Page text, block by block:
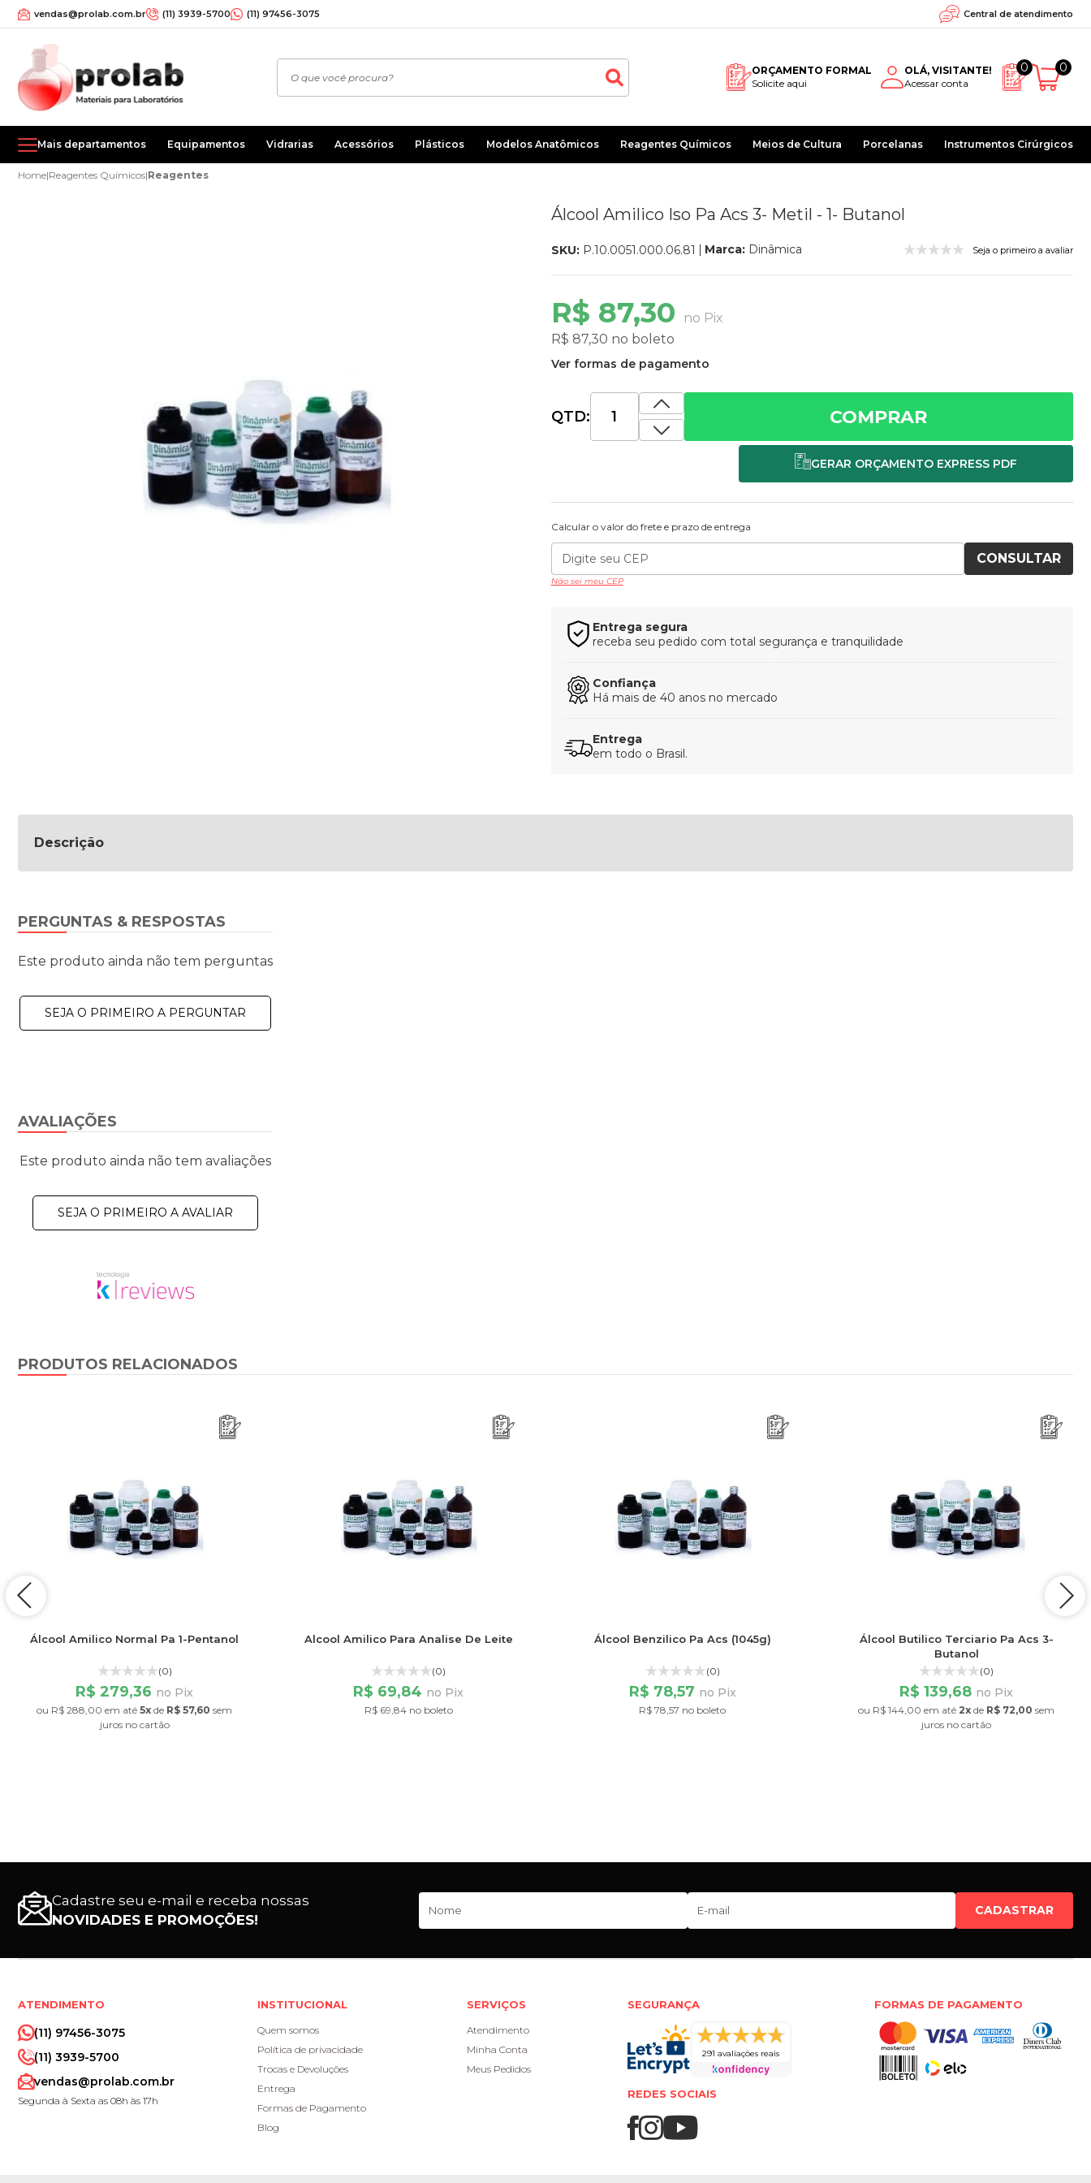
vendas@prolab.com.br (11) 3939-5700 (11) 97456-3075 Central de atendimento
ORÇAMENTO FORMAL
Solicite aqui
OLÁ, VISITANTE!
Acessar conta
0 0
Mais departamentos Equipamentos Vidrarias Acessórios Plásticos Modelos Anatômicos Reagentes Químicos Meios de Cultura Porcelanas Instrumentos Cirúrgicos
Home|Reagentes Químicos|Reagentes
Álcool Amilico Iso Pa Acs 3- Metil - 1- Butanol
Seja o primeiro a avaliar
SKU:P.10.0051.000.06.81 Marca: Dinâmica
R$ 87,30
no Pix
R$ 87,30 no boleto
Ver formas de pagamento
QTD: COMPRAR
Calcular o valor do frete e prazo de entrega
CONSULTAR
Não sei meu CEP
Entrega segura
receba seu pedido com total segurança e tranquilidade
Confiança
Há mais de 40 anos no mercado
Entrega
em todo o Brasil.
Descrição
AVALIAÇÕES
Este produto ainda não tem avaliações
SEJA O PRIMEIRO A AVALIAR
PERGUNTAS & RESPOSTAS
Este produto ainda não tem perguntas
SEJA O PRIMEIRO A PERGUNTAR
PRODUTOS RELACIONADOS
Álcool Amilico Normal Pa 1-Pentanol
(0)
R$ 279,36 no Pix
ou R$ 288,00 em até5x de R$ 57,60 sem
jurosno cartão
Alcool Amilico Para Analise De Leite
(0)
R$ 69,84 no Pix
R$ 69,84 no boleto
Álcool Benzilico Pa Acs (1045g)
(0)
R$ 78,57 no Pix
R$ 78,57 no boleto
Álcool Butilico Terciario Pa Acs 3-
Butanol
(0)
R$ 139,68 no Pix
ou R$ 144,00 em até 2x de R$ 72,00 sem
juros no cartão
Cadastre seu e-mail e receba nossas
NOVIDADES E PROMOÇÕES!
CADASTRAR
ATENDIMENTO
(11) 97456-3075
(11) 3939-5700
vendas@prolab.com.br
Segunda à Sexta as 08h às 17h
INSTITUCIONAL
Quem somos
Política de privacidade
Trocas e Devoluções
Entrega
Formas de Pagamento
Blog
SERVIÇOS
Atendimento
Minha Conta
Meus Pedidos
SEGURANÇA
291 avaliações reais
REDES SOCIAIS
FORMAS DE PAGAMENTO